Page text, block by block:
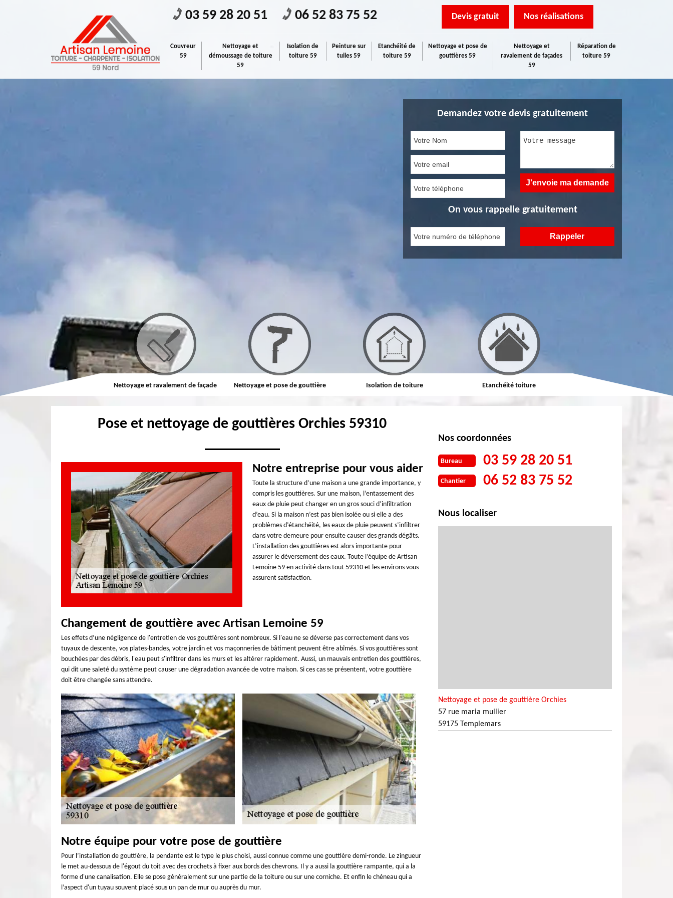
03 59 28 20 51 06 52 83 75 52 Devis gratuit Nos réalisations
Couvreur
59
Nettoyage et
démoussage de toiture
59
Isolation de
toiture 59
Peinture sur
tuiles 59
Etanchéité de
toiture 59
Nettoyage et pose de
gouttières 59
Nettoyage et
ravalement de façades
59
Réparation de
toiture 59
Demandez votre devis gratuitement
On vous rappelle gratuitement
Couvreur Nettoyage et ravalement de façade Nettoyage et pose de gouttière Isolation de toiture Etanchéité toiture Réparation de toiture
Pose et nettoyage de gouttières Orchies 59310
Notre entreprise pour vous aider
Toute la structure d’une maison a une grande importance, y
compris les gouttières. Sur une maison, l’entassement des
eaux de pluie peut changer en un gros souci d’infiltration
d’eau. Si la maison n’est pas bien isolée ou si elle a des
problèmes d’étanchéité, les eaux de pluie peuvent s’infiltrer
dans votre demeure pour ensuite causer des grands dégâts.
L’installation des gouttières est alors importante pour
assurer le déversement des eaux. Toute l’équipe de Artisan
Lemoine 59 en activité dans tout 59310 et les environs vous
assurent satisfaction.
Changement de gouttière avec Artisan Lemoine 59
Les effets d’une négligence de l'entretien de vos gouttières sont nombreux. Si l'eau ne se déverse pas correctement dans vos
tuyaux de descente, vos plates-bandes, votre jardin et vos maçonneries de bâtiment peuvent être abîmés. Si vos gouttières sont
bouchées par des débris, l'eau peut s'infiltrer dans les murs et les altérer rapidement. Aussi, un mauvais entretien des gouttières,
qui dit une saleté du système peut causer une dégradation avancée de votre maison. Si ces cas se présentent, votre gouttière
doit être changée sans attendre.
Notre équipe pour votre pose de gouttière
Pour l’installation de gouttière, la pendante est le type le plus choisi, aussi connue comme une gouttière demi-ronde. Le zingueur
le met au-dessous de l'égout du toit avec des crochets à fixer aux bords des chevrons. Il y a aussi la gouttière rampante, qui a la
forme d'une canalisation. Elle se pose généralement sur une partie de la toiture ou sur une corniche. Et enfin le chéneau qui a
l’aspect d'un tuyau souvent placé sous un pan de mur ou auprès du mur.
Nos coordonnées
Bureau 03 59 28 20 51
Chantier 06 52 83 75 52
Nous localiser
Nettoyage et pose de gouttière Orchies
57 rue maria mullier
59175 Templemars